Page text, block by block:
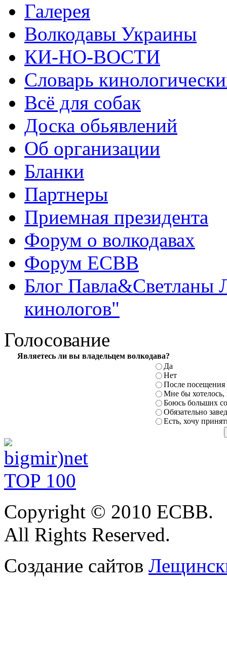
Галерея
Волкодавы Украины
КИ-НО-ВОСТИ
Словарь
Всё для собак
Доска обьявлений
Об организации
Бланки
Партнеры
Приемная президента
Форум о волкодавах
Форум ЕСВВ
Блог Павла&Светланы
кинологов"
Голосование
Являетесь ли вы владельцем волкодава?
Да
Нет
После посещения
Мне бы
Боюсь больших
Обязательно
Есть, хочу
Copyright © 2010 ЕСВВ.
All Rights Reserved.
Создание сайтов